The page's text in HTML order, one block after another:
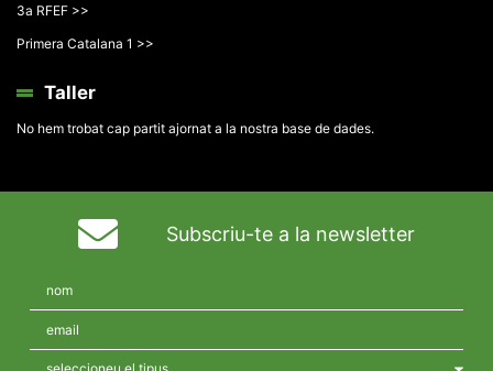
3a RFEF >>
Primera Catalana 1 >>
Taller
No hem trobat cap partit ajornat a la nostra base de dades.
Subscriu-te a la newsletter